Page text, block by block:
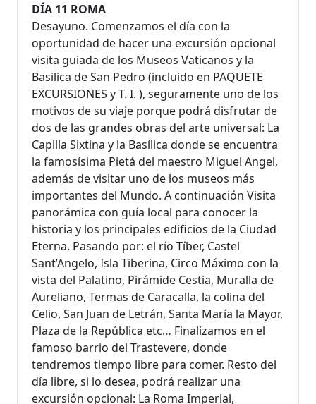
DÍA 11 ROMA
Desayuno. Comenzamos el día con la
oportunidad de hacer una excursión opcional
visita guiada de los Museos Vaticanos y la
Basilica de San Pedro (incluido en PAQUETE
EXCURSIONES y T. I. ), seguramente uno de los
motivos de su viaje porque podrá disfrutar de
dos de las grandes obras del arte universal: La
Capilla Sixtina y la Basílica donde se encuentra
la famosísima Pietá del maestro Miguel Angel,
además de visitar uno de los museos más
importantes del Mundo. A continuación Visita
panorámica con guía local para conocer la
historia y los principales edificios de la Ciudad
Eterna. Pasando por: el río Tíber, Castel
Sant’Angelo, Isla Tiberina, Circo Máximo con la
vista del Palatino, Pirámide Cestia, Muralla de
Aureliano, Termas de Caracalla, la colina del
Celio, San Juan de Letrán, Santa María la Mayor,
Plaza de la República etc… Finalizamos en el
famoso barrio del Trastevere, donde
tendremos tiempo libre para comer. Resto del
día libre, si lo desea, podrá realizar una
excursión opcional: La Roma Imperial,